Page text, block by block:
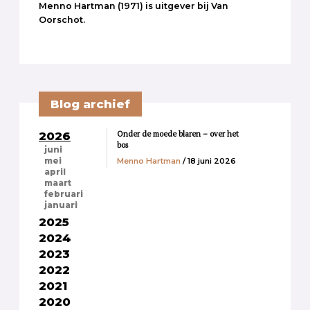
Menno Hartman (1971) is uitgever bij Van
Oorschot.
Blog archief
2026
juni
mei
april
maart
februari
januari
2025
2024
2023
2022
2021
2020
Onder de moede blaren – over het
bos
Menno Hartman / 18 juni 2026